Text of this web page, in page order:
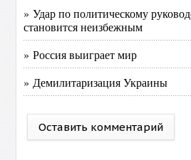
» Удар по политическому
становится неизбежным
» Россия выиграет мир
» Демилитаризация Украины
Оставить комментарий